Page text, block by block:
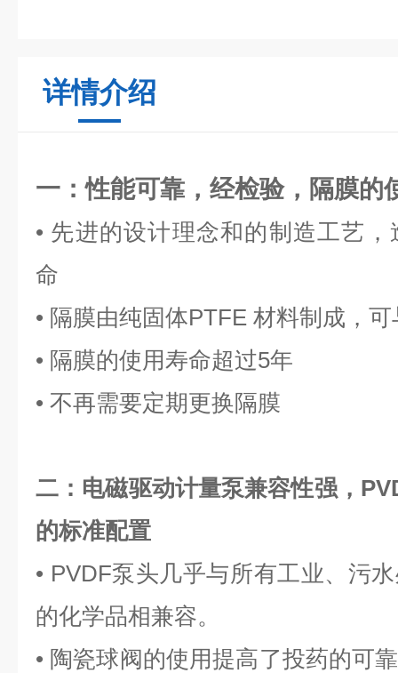
详情介绍
一：性能可靠，经检验，隔膜的
• 先进的设计理念和的制造工艺
命
• 隔膜由纯固体PTFE 材料制成，
• 隔膜的使用寿命超过5年
• 不再需要定期更换隔膜
二：电磁驱动计量泵兼容性强，
的标准配置
• PVDF泵头几乎与所有工业、污
的化学品相兼容。
• 陶瓷球阀的使用提高了投药的可